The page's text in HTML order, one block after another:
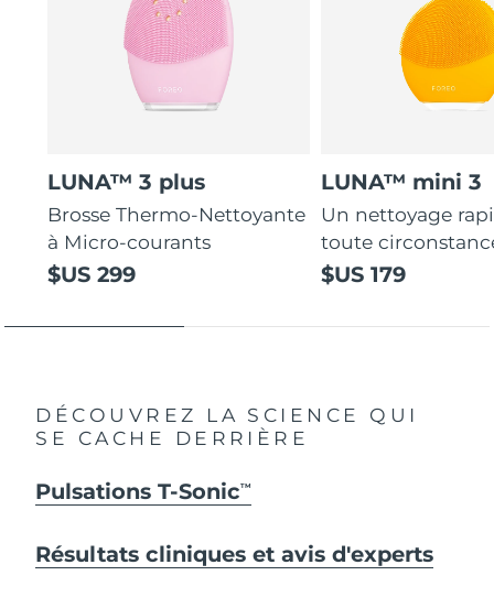
LUNA™ 3 plus
Brosse Thermo-Nettoyante
à Micro-courants
$US 299
LUNA™ mini 3
Un nettoyage
toute
$US 179
DÉCOUVREZ LA SCIENCE QUI
SE CACHE DERRIÈRE
Pulsations T-SonicTM
Résultats cliniques et avis d'experts